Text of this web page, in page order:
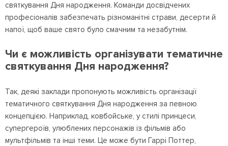
святкування Дня народження. Команди досвідчених
професіоналів забезпечать різноманітні страви, десерти й
напої, щоб ваше свято було смачним та незабутнім.
Чи є можливість організувати тематичне
святкування Дня народження?
Так, деякі заклади пропонують можливість організації
тематичного святкування Дня народження за певною
концепцією. Наприклад, ковбойське, у стилі принцеси,
супергероїв, улюблених персонажів із фільмів або
мультфільмів та інші теми. Це може бути Гаррі Поттер,